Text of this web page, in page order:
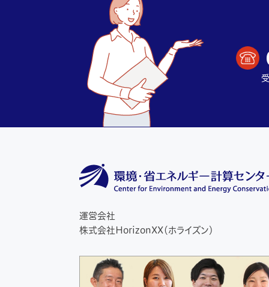
運営会社
株式会社HorizonXX（ホライズン）